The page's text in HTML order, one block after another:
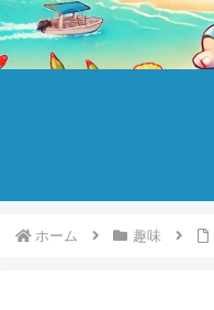
ホーム 趣味